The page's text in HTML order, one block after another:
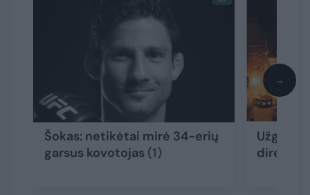
Šokas: netikėtai mirė 34-erių
garsus kovotojas (1)
Užgeso
→